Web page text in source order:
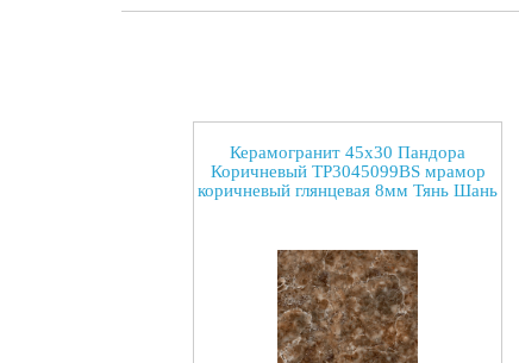
Керамогранит 45x30 Пандора
Коричневый TP3045099BS мрамор
коричневый глянцевая 8мм Тянь Шань